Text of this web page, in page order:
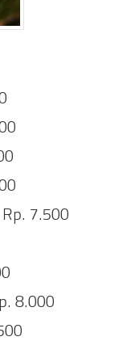
7.500
8.000